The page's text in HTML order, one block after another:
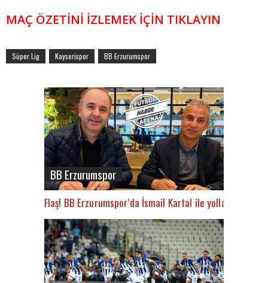
MAÇ ÖZETİNİ İZLEMEK İÇİN TIKLAYIN
Süper Lig Kayserispor BB Erzurumspor
BB Erzurumspor
Flaş! BB Erzurumspor’da İsmail Kartal ile yollar ayrıldı